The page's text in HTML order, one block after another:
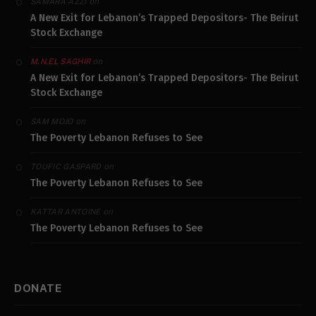
A New Exit for Lebanon’s Trapped Depositors- The Beirut
Stock Exchange
M.N.EL SAGHIRon
A New Exit for Lebanon’s Trapped Depositors- The Beirut
Stock Exchange
SAM MOJO on
The Poverty Lebanon Refuses to See
TOUFIC GASPARD on
The Poverty Lebanon Refuses to See
KATTAR ANTOINEon
The Poverty Lebanon Refuses to See
DONATE